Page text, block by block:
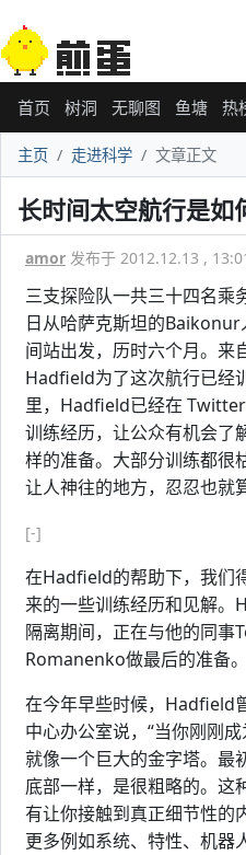
首页 树洞 无聊图 鱼塘 热
主页 走进科学 文章正文
长时间太空航行是如
amor 发布于 2012.12.13 ,
三支探险队一共三十四名乘
日从哈萨克斯坦的
间站出发，历时六个月。来
Hadfield为了这次航行已经
里，Hadfield已经在
训练经历，让公众有机会了
样的准备。大部分训练都很
让人神往的地方，忍忍也就
[-]
在Hadfield的帮助下，我们
来的一些训练经历和见解
隔离期间，正在与他的同
Romanenko做最后的准备。
在今年早些时候，Hadfield
中心办公室说，“当你刚刚
就像一个巨大的金字塔。最
底部一样，是很粗略的。这
有让你接触到真正细节性的
更多例如系统、特性、机器